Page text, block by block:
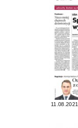
11.08.2021